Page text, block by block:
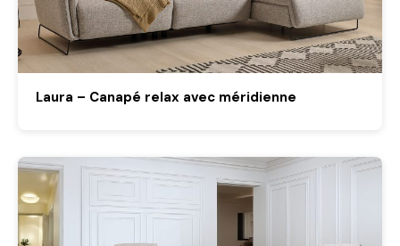
Laura – Canapé relax avec méridienne